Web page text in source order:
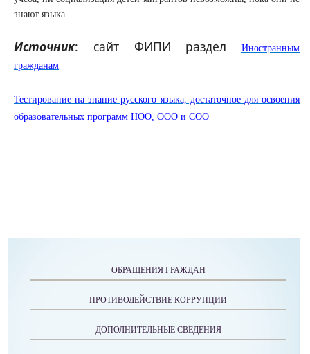
знают языка.
Источник: сайт ФИПИ раздел
Иностранным
гражданам
Тестирование на знание русского языка, достаточное для освоения
образовательных программ НОО, ООО и СОО
ОБРАЩЕНИЯ ГРАЖДАН
ПРОТИВОДЕЙСТВИЕ КОРРУПЦИИ
ДОПОЛНИТЕЛЬНЫЕ СВЕДЕНИЯ